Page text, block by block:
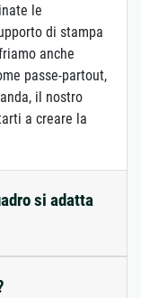
le
di stampa
anche
passe-partout,
il nostro
a creare la
si adatta